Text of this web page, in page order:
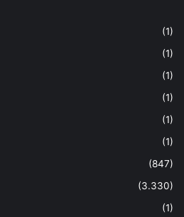
(1)
(1)
(1)
(1)
(1)
(1)
(847)
(3.330)
(1)